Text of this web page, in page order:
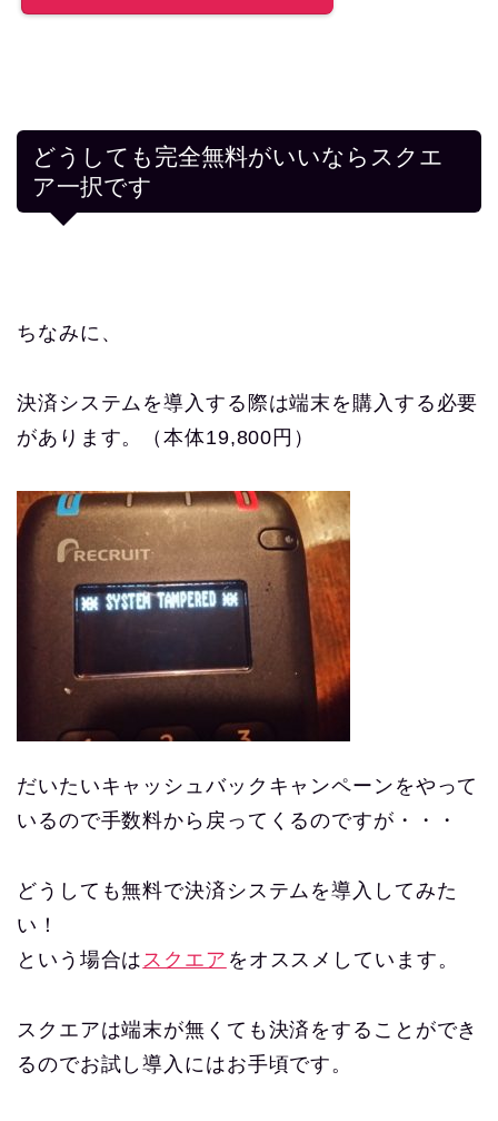
どうしても完全無料がいいならスクエ
ア一択です
ちなみに、
決済システムを導入する際は端末を購入する必要
があります。（本体19,800円）
だいたいキャッシュバックキャンペーンをやって
いるので手数料から戻ってくるのですが・・・
どうしても無料で決済システムを導入してみた
い！
という場合はスクエア をオススメしています。
スクエアは端末が無くても決済をすることができ
るのでお試し導入にはお手頃です。